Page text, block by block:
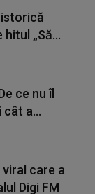
istorică
„Să...
ce nu îl
cât a...
care a
Digi FM